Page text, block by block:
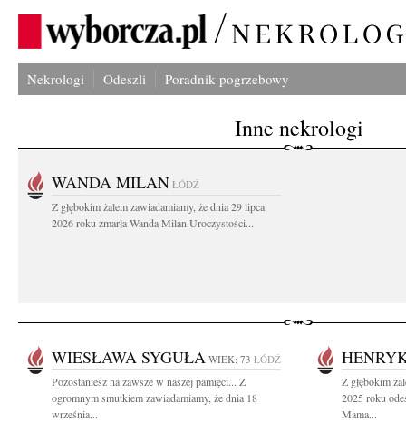
Nekrologi Odeszli Poradnik pogrzebowy
Inne nekrologi
WANDA MILAN ŁÓDŹ
Z głębokim żalem zawiadamiamy, że dnia 29 lipca
2026 roku zmarła Wanda Milan Uroczystości...
WIESŁAWA SYGUŁA WIEK: 73 ŁÓDŹ
Pozostaniesz na zawsze w naszej pamięci... Z
ogromnym smutkiem zawiadamiamy, że dnia 18
września...
Z głębokim
2025 roku
Mama...